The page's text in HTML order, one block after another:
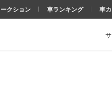
クション 車ランキング 車